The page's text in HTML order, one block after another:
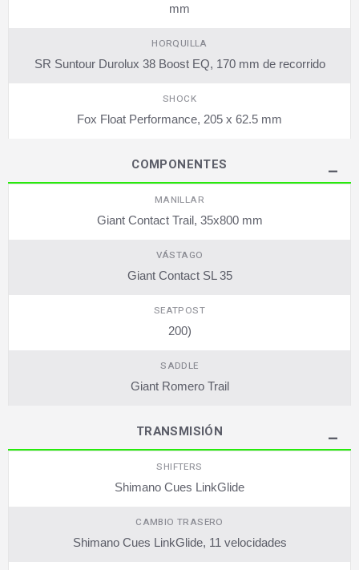
mm
HORQUILLA
SR Suntour Durolux 38 Boost EQ, 170 mm de recorrido
SHOCK
Fox Float Performance, 205 x 62.5 mm
COMPONENTES
MANILLAR
Giant Contact Trail, 35x800 mm
VÁSTAGO
Giant Contact SL 35
SEATPOST
200)
SADDLE
Giant Romero Trail
TRANSMISIÓN
SHIFTERS
Shimano Cues LinkGlide
CAMBIO TRASERO
Shimano Cues LinkGlide, 11 velocidades